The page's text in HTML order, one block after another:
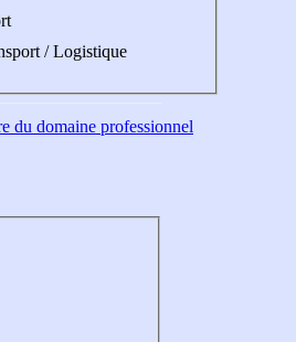
/ Logistique
du domaine professionnel